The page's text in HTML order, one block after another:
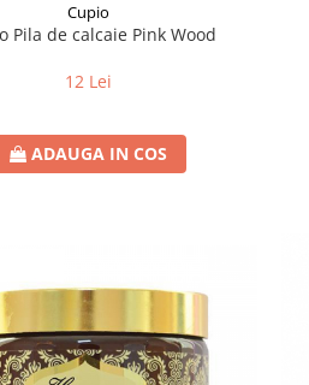
Cupio
Pila de calcaie Pink Wood
12 Lei
ADAUGA IN COS